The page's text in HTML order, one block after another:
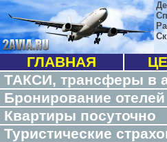
ГЛАВНАЯ
ТАКСИ, трансферы в
Бронирование отелей
Квартиры посуточно
Туристические